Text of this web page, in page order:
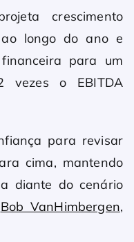
crescimento
longo do ano e
para um
vezes o EBITDA
para revisar
cima, mantendo
diante do cenário
Bob VanHimbergen,